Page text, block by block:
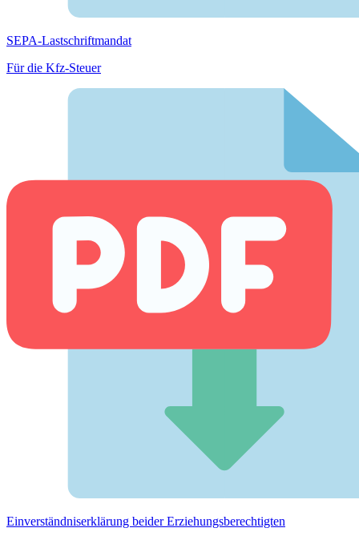
SEPA-Lastschriftmandat
Für die Kfz-Steuer
Einverständnis­erklärung beider Erziehungs­berechtigten